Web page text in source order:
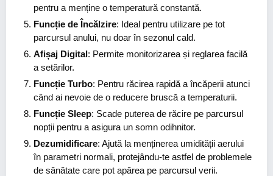
pentru a menține o temperatură constantă.
Funcție de Încălzire: Ideal pentru utilizare pe tot
parcursul anului, nu doar în sezonul cald.
Afișaj Digital: Permite monitorizarea și reglarea facilă
a setărilor.
Funcție Turbo: Pentru răcirea rapidă a încăperii atunci
când ai nevoie de o reducere bruscă a temperaturii.
Funcție Sleep: Scade puterea de răcire pe parcursul
nopții pentru a asigura un somn odihnitor.
Dezumidificare: Ajută la menținerea umidității aerului
în parametri normali, protejându-te astfel de problemele
de sănătate care pot apărea pe parcursul verii.